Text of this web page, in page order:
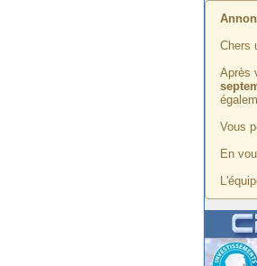
Chers
Après
Vous
En